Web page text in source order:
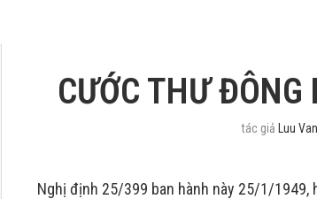
CƯỚC THƯ
tác giả Luu
Nghị định 25/399 ban hành này 25/1/